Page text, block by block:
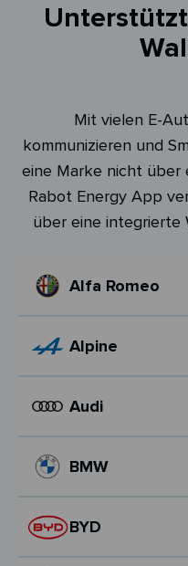
Mit vielen E-
kommunizieren und
eine Marke nicht über
Rabot Energy App
über eine integrierte
Alfa Romeo
Alpine
Audi
BMW
BYD